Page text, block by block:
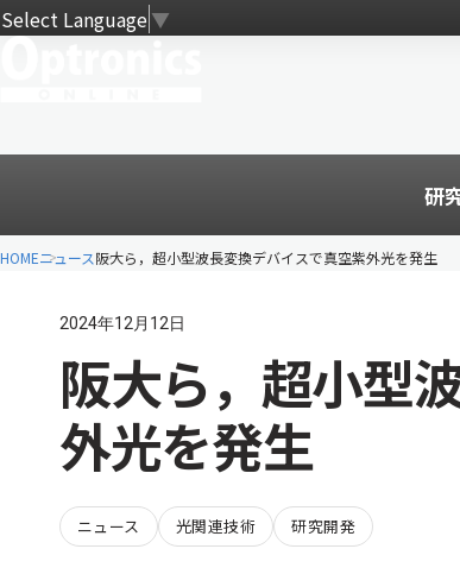
Select Language▼
研
HOMEニュース阪大ら，超小型波長変換デバイスで真空紫外光を発生
2024年12月12日
阪大ら，超小型
外光を発生
ニュース 光関連技術 研究開発